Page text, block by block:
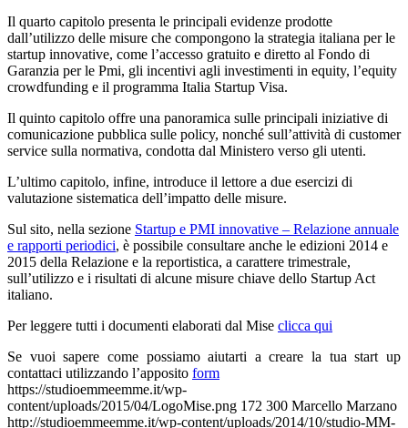
Il quarto capitolo presenta le principali evidenze prodotte
dall’utilizzo delle misure che compongono la strategia italiana per le
startup innovative, come l’accesso gratuito e diretto al Fondo di
Garanzia per le Pmi, gli incentivi agli investimenti in equity, l’equity
crowdfunding e il programma Italia Startup Visa.
Il quinto capitolo offre una panoramica sulle principali iniziative di
comunicazione pubblica sulle policy, nonché sull’attività di customer
service sulla normativa, condotta dal Ministero verso gli utenti.
L’ultimo capitolo, infine, introduce il lettore a due esercizi di
valutazione sistematica dell’impatto delle misure.
Sul sito, nella sezione Startup e PMI innovative – Relazione annuale
e rapporti periodici, è possibile consultare anche le edizioni 2014 e
2015 della Relazione e la reportistica, a carattere trimestrale,
sull’utilizzo e i risultati di alcune misure chiave dello Startup Act
italiano.
Per leggere tutti i documenti elaborati dal Mise clicca qui
Se vuoi sapere come possiamo aiutarti a creare la tua start up
contattaci utilizzando l’apposito form
https://studioemmeemme.it/wp-
content/uploads/2015/04/LogoMise.png 172 300 Marcello Marzano
http://studioemmeemme.it/wp-content/uploads/2014/10/studio-MM-